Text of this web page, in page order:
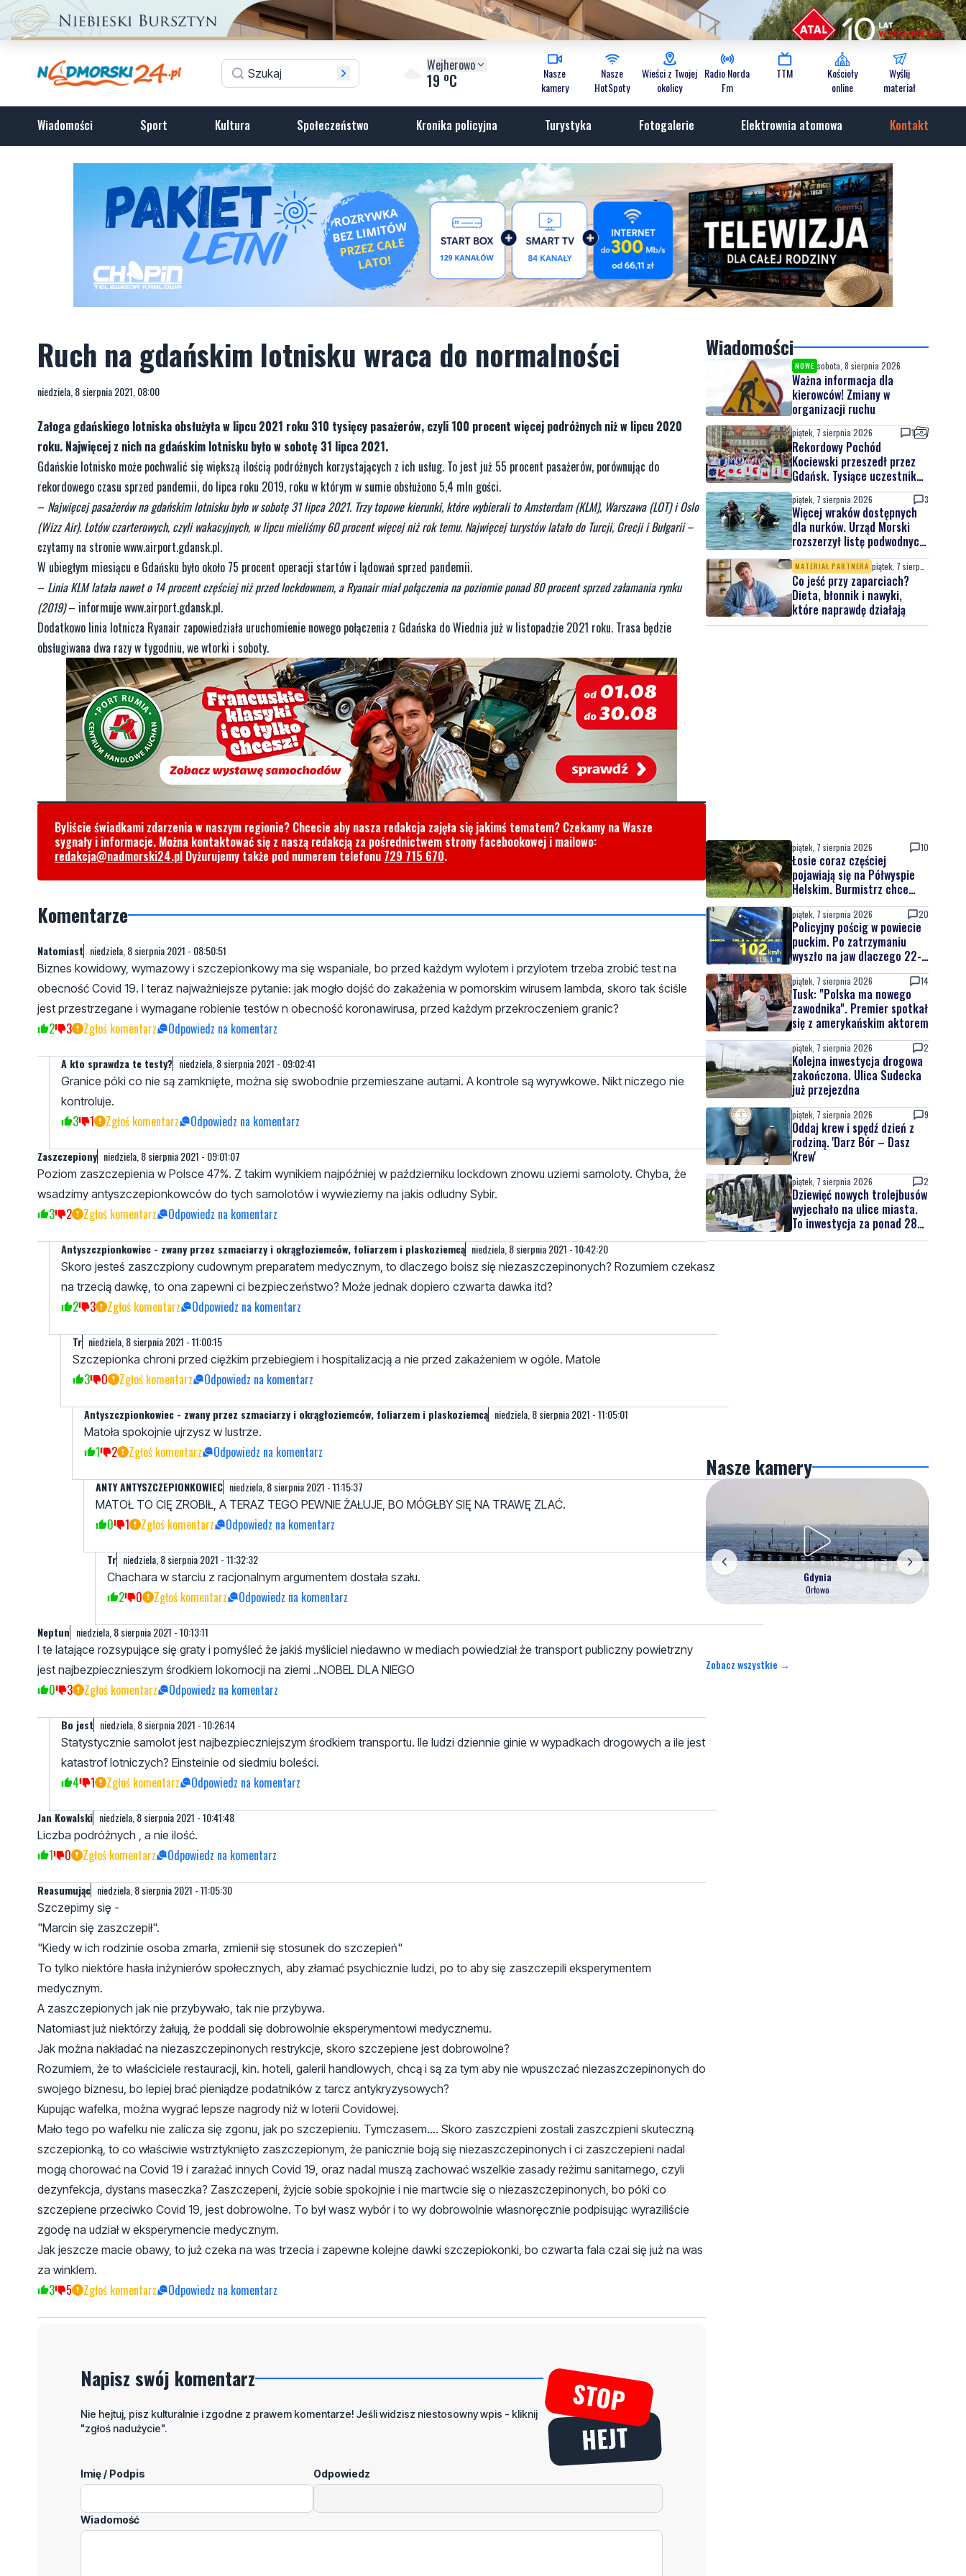
Wejherowo
19 oC
Nasze
kamery
Nasze
HotSpoty
Wieści z Twojej
okolicy
Radio Norda
Fm
TTM
Kościoły
online
Wyślij
materiał
Wiadomości Sport Kultura Społeczeństwo Kronika policyjna Turystyka Fotogalerie Elektrownia atomowa Kontakt
Ruch na gdańskim lotnisku wraca do normalności
niedziela, 8 sierpnia 2021, 08:00
Załoga gdańskiego lotniska obsłużyła w lipcu 2021 roku 310 tysięcy pasażerów, czyli 100 procent więcej podróżnych niż w lipcu 2020
roku. Najwięcej z nich na gdańskim lotnisku było w sobotę 31 lipca 2021.
Gdańskie lotnisko może pochwalić się większą ilością podróżnych korzystających z ich usług. To jest już 55 procent pasażerów, porównując do
rekordowego czasu sprzed pandemii, do lipca roku 2019, roku w którym w sumie obsłużono 5,4 mln gości.
– Najwięcej pasażerów na gdańskim lotnisku było w sobotę 31 lipca 2021. Trzy topowe kierunki, które wybierali to Amsterdam (KLM), Warszawa (LOT) i Oslo
(Wizz Air). Lotów czarterowych, czyli wakacyjnych, w lipcu mieliśmy 60 procent więcej niż rok temu. Najwięcej turystów latało do Turcji, Grecji i Bułgarii–
czytamy na stronie www.airport.gdansk.pl.
W ubiegłym miesiącu e Gdańsku było około 75 procent operacji startów i lądowań sprzed pandemii.
– Linia KLM latała nawet o 14 procent częściej niż przed lockdownem, a Ryanair miał połączenia na poziomie ponad 80 procent sprzed załamania rynku
(2019)– informuje www.airport.gdansk.pl.
Dodatkowo linia lotnicza Ryanair zapowiedziała uruchomienie nowego połączenia z Gdańska do Wiednia już w listopadzie 2021 roku. Trasa będzie
obsługiwana dwa razy w tygodniu, we wtorki i soboty.
Byliście świadkami zdarzenia w naszym regionie? Chcecie aby nasza redakcja zajęła się jakimś tematem? Czekamy na Wasze
sygnały i informacje. Można kontaktować się z naszą redakcją za pośrednictwem strony facebookowej i mailowo:
redakcja@nadmorski24.pl Dyżurujemy także pod numerem telefonu 729 715 670.
Komentarze
Natomiast niedziela, 8 sierpnia 2021 - 08:50:51
Biznes kowidowy, wymazowy i szczepionkowy ma się wspaniale, bo przed każdym wylotem i przylotem trzeba zrobić test na
obecność Covid 19. I teraz najważniejsze pytanie: jak mogło dojść do zakażenia w pomorskim wirusem lambda, skoro tak ściśle
jest przestrzegane i wymagane robienie testów n obecność koronawirusa, przed każdym przekroczeniem granic?
2 3 Zgłoś komentarz Odpowiedz na komentarz
A kto sprawdza te testy? niedziela, 8 sierpnia 2021 - 09:02:41
Granice póki co nie są zamknięte, można się swobodnie przemieszane autami. A kontrole są wyrywkowe. Nikt niczego nie
kontroluje.
3 1 Zgłoś komentarz Odpowiedz na komentarz
Zaszczepiony niedziela, 8 sierpnia 2021 - 09:01:07
Poziom zaszczepienia w Polsce 47%. Z takim wynikiem najpóźniej w październiku lockdown znowu uziemi samoloty. Chyba, że
wsadzimy antyszczepionkowców do tych samolotów i wywieziemy na jakis odludny Sybir.
3 2 Zgłoś komentarz Odpowiedz na komentarz
Antyszczpionkowiec - zwany przez szmaciarzy i okrągłoziemców, foliarzem i plaskoziemcą niedziela, 8 sierpnia 2021 - 10:42:20
Skoro jesteś zaszczpiony cudownym preparatem medycznym, to dlaczego boisz się niezaszczepinonych? Rozumiem czekasz
na trzecią dawkę, to ona zapewni ci bezpieczeństwo? Może jednak dopiero czwarta dawka itd?
2 3 Zgłoś komentarz Odpowiedz na komentarz
Tr niedziela, 8 sierpnia 2021 - 11:00:15
Szczepionka chroni przed ciężkim przebiegiem i hospitalizacją a nie przed zakażeniem w ogóle. Matole
3 0 Zgłoś komentarz Odpowiedz na komentarz
Antyszczpionkowiec - zwany przez szmaciarzy i okrągłoziemców, foliarzem i plaskoziemcą niedziela, 8 sierpnia 2021 - 11:05:01
Matoła spokojnie ujrzysz w lustrze.
1 2 Zgłoś komentarz Odpowiedz na komentarz
ANTY ANTYSZCZEPIONKOWIEC niedziela, 8 sierpnia 2021 - 11:15:37
MATOŁ TO CIĘ ZROBIŁ, A TERAZ TEGO PEWNIE ŻAŁUJE, BO MÓGŁBY SIĘ NA TRAWĘ ZLAĆ.
0 1 Zgłoś komentarz Odpowiedz na komentarz
Tr niedziela, 8 sierpnia 2021 - 11:32:32
Chachara w starciu z racjonalnym argumentem dostała szału.
2 0 Zgłoś komentarz Odpowiedz na komentarz
Neptun niedziela, 8 sierpnia 2021 - 10:13:11
I te latające rozsypujące się graty i pomyśleć że jakiś myśliciel niedawno w mediach powiedział że transport publiczny powietrzny
jest najbezpiecznieszym środkiem lokomocji na ziemi ..NOBEL DLA NIEGO
0 3 Zgłoś komentarz Odpowiedz na komentarz
Bo jest niedziela, 8 sierpnia 2021 - 10:26:14
Statystycznie samolot jest najbezpieczniejszym środkiem transportu. Ile ludzi dziennie ginie w wypadkach drogowych a ile jest
katastrof lotniczych? Einsteinie od siedmiu boleści.
4 1 Zgłoś komentarz Odpowiedz na komentarz
Jan Kowalski niedziela, 8 sierpnia 2021 - 10:41:48
Liczba podróżnych , a nie ilość.
1 0 Zgłoś komentarz Odpowiedz na komentarz
Reasumując niedziela, 8 sierpnia 2021 - 11:05:30
Szczepimy się -
"Marcin się zaszczepił".
"Kiedy w ich rodzinie osoba zmarła, zmienił się stosunek do szczepień"
To tylko niektóre hasła inżynierów społecznych, aby złamać psychicznie ludzi, po to aby się zaszczepili eksperymentem
medycznym.
A zaszczepionych jak nie przybywało, tak nie przybywa.
Natomiast już niektórzy żałują, że poddali się dobrowolnie eksperymentowi medycznemu.
Jak można nakładać na niezaszczepinonych restrykcje, skoro szczepiene jest dobrowolne?
Rozumiem, że to właściciele restauracji, kin. hoteli, galerii handlowych, chcą i są za tym aby nie wpuszczać niezaszczepinonych do
swojego biznesu, bo lepiej brać pieniądze podatników z tarcz antykryzysowych?
Kupując wafelka, można wygrać lepsze nagrody niż w loterii Covidowej.
Mało tego po wafelku nie zalicza się zgonu, jak po szczepieniu. Tymczasem.... Skoro zaszczpieni zostali zaszczpieni skuteczną
szczepionką, to co właściwie wstrztyknięto zaszczepionym, że panicznie boją się niezaszczepinonych i ci zaszczepieni nadal
mogą chorować na Covid 19 i zarażać innych Covid 19, oraz nadal muszą zachować wszelkie zasady reżimu sanitarnego, czyli
dezynfekcja, dystans maseczka? Zaszczepeni, żyjcie sobie spokojnie i nie martwcie się o niezaszczepinonych, bo póki co
szczepiene przeciwko Covid 19, jest dobrowolne. To był wasz wybór i to wy dobrowolnie własnoręcznie podpisując wyraziliście
zgodę na udział w eksperymencie medycznym.
Jak jeszcze macie obawy, to już czeka na was trzecia i zapewne kolejne dawki szczepiokonki, bo czwarta fala czai się już na was
za winklem.
3 5 Zgłoś komentarz Odpowiedz na komentarz
Napisz swój komentarz
Nie hejtuj, pisz kulturalnie i zgodne z prawem komentarze! Jeśli widzisz niestosowny wpis - kliknij
"zgłoś nadużycie".
Imię / Podpis Odpowiedz
Wiadomość
Wiadomości
NOWE sobota, 8 sierpnia 2026
Ważna informacja dla
kierowców! Zmiany w
organizacji ruchu
piątek, 7 sierpnia 2026 1
Rekordowy Pochód
Kociewski przeszedł przez
Gdańsk. Tysiące uczestników
na jubileuszowej edycji
piątek, 7 sierpnia 2026 3
Więcej wraków dostępnych
dla nurków. Urząd Morski
rozszerzył listę podwodnych
atrakcji
MATERIAŁ PARTNERA
Co jeść przy zaparciach?
Dieta, błonnik i nawyki,
które naprawdę działają
piątek, 7 sierpnia 2026 10
Łosie coraz częściej
pojawiają się na Półwyspie
Helskim. Burmistrz chce
nowych znaków drogowych
piątek, 7 sierpnia 2026 20
Policyjny pościg w powiecie
puckim. Po zatrzymaniu
wyszło na jaw dlaczego 22-
latek uciekał
piątek, 7 sierpnia 2026 14
Tusk: "Polska ma nowego
zawodnika". Premier spotkał
się z amerykańskim aktorem
piątek, 7 sierpnia 2026 2
Kolejna inwestycja drogowa
zakończona. Ulica Sudecka
już przejezdna
piątek, 7 sierpnia 2026 9
Oddaj krew i spędź dzień z
rodziną. 'Darz Bór – Dasz
Krew'
piątek, 7 sierpnia 2026 2
Dziewięć nowych trolejbusów
wyjechało na ulice miasta.
To inwestycja za ponad 28
mln zł
Nasze kamery
Gdynia
Orłowo
Zobacz wszystkie →